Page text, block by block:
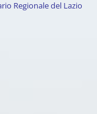
Regionale del Lazio